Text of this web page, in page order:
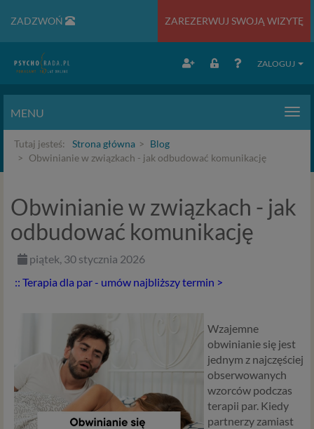
ZADZWOŃ ZAREZERWUJ SWOJĄ WIZYTĘ
ZALOGUJ
MENU
Tutaj jesteś: Strona główna
Blog
Obwinianie w związkach - jak odbudować komunikację
Obwinianie w związkach - jak
odbudować komunikację
piątek, 30 stycznia 2026
:: Terapia dla par - umów najbliższy termin >
Wzajemne
obwinianie się jest
jednym z najczęściej
obserwowanych
wzorców podczas
terapii par. Kiedy
partnerzy zamiast